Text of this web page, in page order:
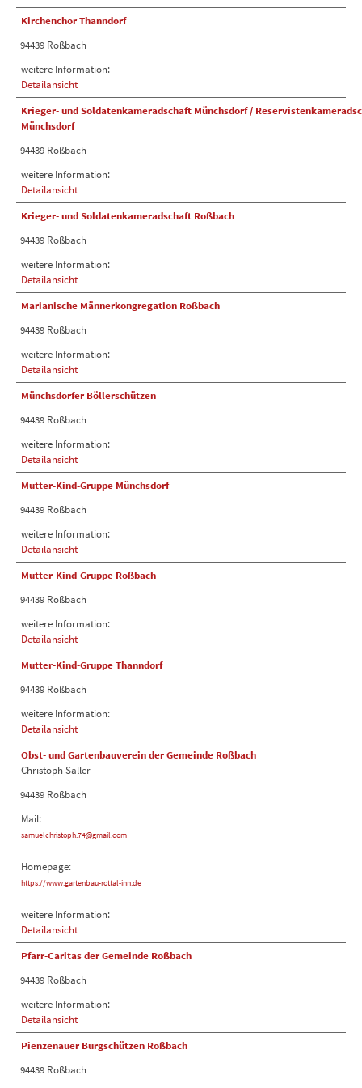
Kirchenchor Thanndorf
94439 Roßbach
weitere Information:
Detailansicht
Krieger- und Soldatenkameradschaft Münchsdorf /
Münchsdorf
94439 Roßbach
weitere Information:
Detailansicht
Krieger- und Soldatenkameradschaft Roßbach
94439 Roßbach
weitere Information:
Detailansicht
Marianische Männerkongregation Roßbach
94439 Roßbach
weitere Information:
Detailansicht
Münchsdorfer Böllerschützen
94439 Roßbach
weitere Information:
Detailansicht
Mutter-Kind-Gruppe Münchsdorf
94439 Roßbach
weitere Information:
Detailansicht
Mutter-Kind-Gruppe Roßbach
94439 Roßbach
weitere Information:
Detailansicht
Mutter-Kind-Gruppe Thanndorf
94439 Roßbach
weitere Information:
Detailansicht
Obst- und Gartenbauverein der Gemeinde Roßbach
Christoph Saller
94439 Roßbach
Mail:
samuelchristoph.74@gmail.com
Homepage:
https://www.gartenbau-rottal-inn.de
weitere Information:
Detailansicht
Pfarr-Caritas der Gemeinde Roßbach
94439 Roßbach
weitere Information:
Detailansicht
Pienzenauer Burgschützen Roßbach
94439 Roßbach